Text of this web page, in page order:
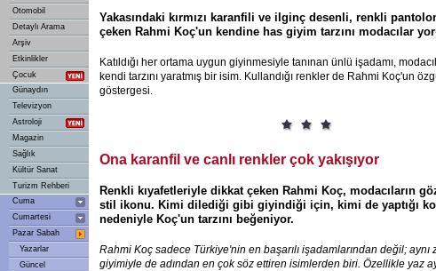
Otomobil
Detaylı Arama
Arşiv
Etkinlikler
Çocuk
Günaydın
Televizyon
Astroloji
Magazin
Sağlık
Kültür Sanat
Turizm Rehberi
Cuma
Cumartesi
Pazar Sabah
Yazarlar
Güncel
Yakasındaki kırmızı karanfili ve ilginç desenli, renkli
çeken Rahmi Koç'un kendine has giyim tarzını modacılar
Katıldığı her ortama uygun giyinmesiyle tanınan ünlü işadamı,
kendi tarzını yaratmış bir isim. Kullandığı renkler de Rahmi Koç'un
göstergesi.
Ona karanfil ve canlı renkler çok yakışıyor
Renkli kıyafetleriyle dikkat çeken Rahmi Koç, modacıların
stil ikonu. Kimi dilediği gibi giyindiği için, kimi de yaptığı
nedeniyle Koç'un tarzını beğeniyor.
Rahmi Koç sadece Türkiye'nin en başarılı işadamlarından değil; aynı
giyimiyle de adından en çok söz ettiren isimlerden biri. Özellikle yaz